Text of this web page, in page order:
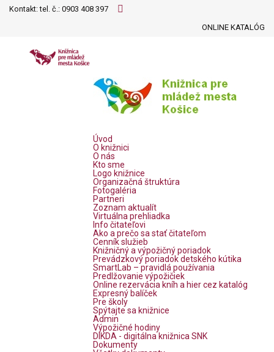
Kontakt: tel. č.: 0903 408 397
ONLINE KATALÓG
Úvod
O knižnici
O nás
Kto sme
Logo knižnice
Organizačná štruktúra
Fotogaléria
Partneri
Zoznam aktualít
Virtuálna prehliadka
Info čitateľovi
Ako a prečo sa stať čitateľom
Cenník služieb
Knižničný a výpožičný poriadok
Prevádzkový poriadok detského kútika
SmartLab – pravidlá používania
Predlžovanie výpožičiek
Online rezervácia kníh a hier cez katalóg
Expresný balíček
Pre školy
Spýtajte sa knižnice
Admin
Výpožičné hodiny
DIKDA - digitálna knižnica SNK
Dokumenty